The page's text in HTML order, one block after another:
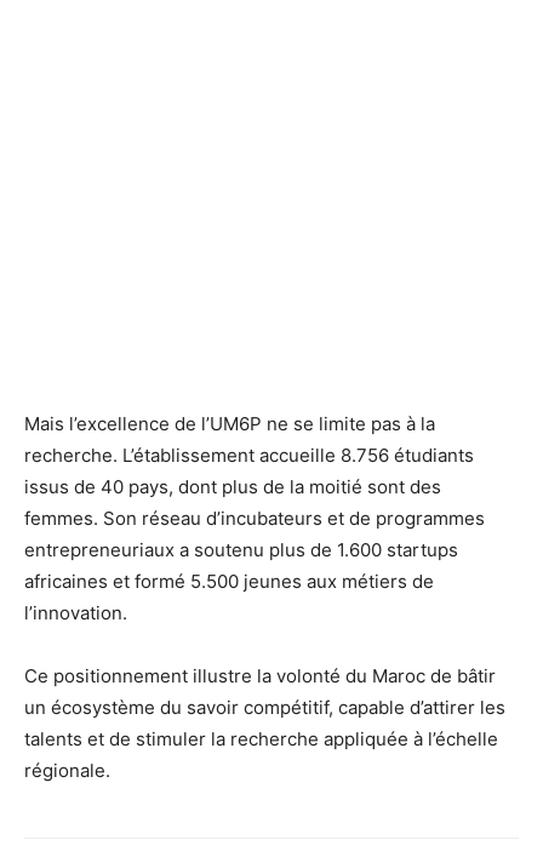
Mais l’excellence de l’UM6P ne se limite pas à la
recherche. L’établissement accueille 8.756 étudiants
issus de 40 pays, dont plus de la moitié sont des
femmes. Son réseau d’incubateurs et de programmes
entrepreneuriaux a soutenu plus de 1.600 startups
africaines et formé 5.500 jeunes aux métiers de
l’innovation.
Ce positionnement illustre la volonté du Maroc de bâtir
un écosystème du savoir compétitif, capable d’attirer les
talents et de stimuler la recherche appliquée à l’échelle
régionale.